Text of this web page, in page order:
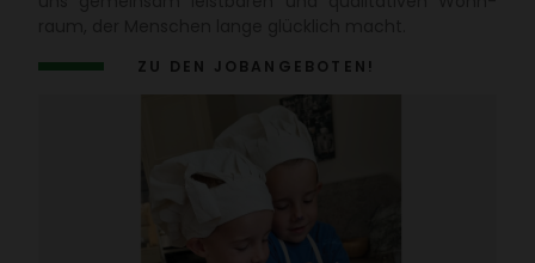
ZU DEN JOBAN­GE­BOTEN!